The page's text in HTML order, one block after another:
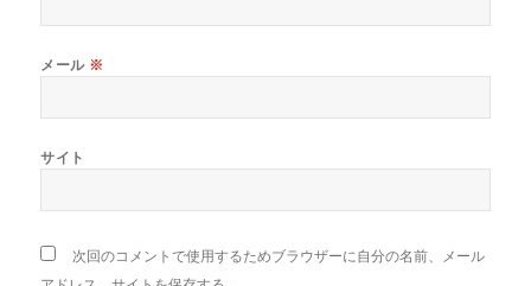
メール ※
サイト
次回のコメントで使用するためブラウザーに自分の名前、メール